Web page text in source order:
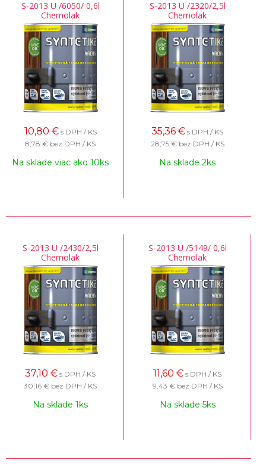
S-2013 U /6050/ 0,6l
Chemolak
10,80 € s DPH / KS
8,78 € bez DPH / KS
Na sklade viac ako 10ks
S-2013 U /2320/2,5l
Chemolak
35,36 € s DPH / KS
28,75 € bez DPH / KS
Na sklade 2ks
S-2013 U /2430/2,5l
Chemolak
37,10 € s DPH / KS
30,16 € bez DPH / KS
Na sklade 1ks
S-2013 U /5149/ 0,6l
Chemolak
11,60 € s DPH / KS
9,43 € bez DPH / KS
Na sklade 5ks